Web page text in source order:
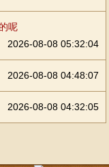
呢
2026-08-08 05:32:04
2026-08-08 04:48:07
2026-08-08 04:32:05